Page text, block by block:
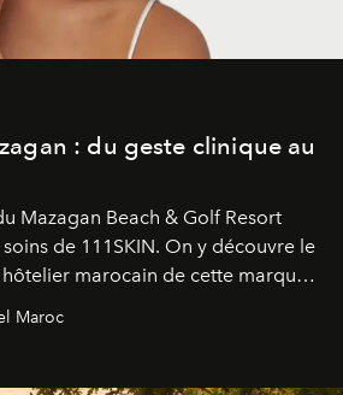
: du geste clinique au
Mazagan Beach & Golf Resort
de 111SKIN. On y découvre le
marocain de cette marque
un cabinet de chirurgie plastique
depuis autour d'un actif breveté,
Maroc